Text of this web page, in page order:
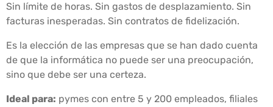
Sin límite de horas. Sin gastos de desplazamiento. Sin
facturas inesperadas. Sin contratos de fidelización.
Es la elección de las empresas que se han dado cuenta
de que la informática no puede ser una preocupación,
sino que debe ser una certeza.
Ideal para: pymes con entre 5 y 200 empleados, filiales